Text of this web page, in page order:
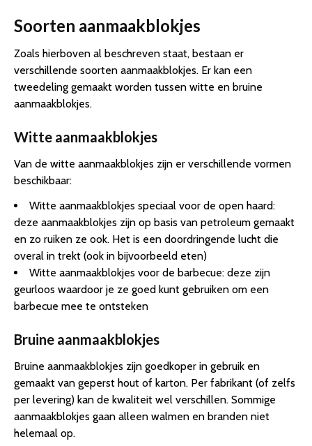
Soorten aanmaakblokjes
Zoals hierboven al beschreven staat, bestaan er
verschillende soorten aanmaakblokjes. Er kan een
tweedeling gemaakt worden tussen witte en bruine
aanmaakblokjes.
Witte aanmaakblokjes
Van de witte aanmaakblokjes zijn er verschillende vormen
beschikbaar:
Witte aanmaakblokjes speciaal voor de open haard:
deze aanmaakblokjes zijn op basis van petroleum gemaakt
en zo ruiken ze ook. Het is een doordringende lucht die
overal in trekt (ook in bijvoorbeeld eten)
Witte aanmaakblokjes voor de barbecue: deze zijn
geurloos waardoor je ze goed kunt gebruiken om een
barbecue mee te ontsteken
Bruine aanmaakblokjes
Bruine aanmaakblokjes zijn goedkoper in gebruik en
gemaakt van geperst hout of karton. Per fabrikant (of zelfs
per levering) kan de kwaliteit wel verschillen. Sommige
aanmaakblokjes gaan alleen walmen en branden niet
helemaal op.